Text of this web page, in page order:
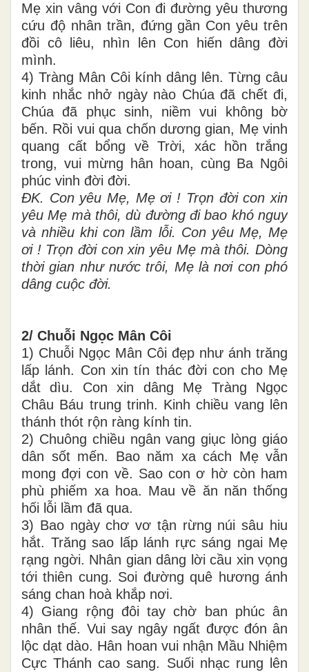
Mẹ xin vâng với Con đi đường yêu thương
cứu độ nhân trần, đứng gần Con yêu trên
đồi cô liêu, nhìn lên Con hiến dâng đời
mình.
4) Tràng Mân Côi kính dâng lên. Từng câu
kinh nhắc nhở ngày nào Chúa đã chết đi,
Chúa đã phục sinh, niềm vui không bờ
bến. Rồi vui qua chốn dương gian, Mẹ vinh
quang cất bổng về Trời, xác hồn trắng
trong, vui mừng hân hoan, cùng Ba Ngôi
phúc vinh đời đời.
ĐK. Con yêu Mẹ, Mẹ ơi ! Trọn đời con xin
yêu Mẹ mà thôi, dù đường đi bao khó nguy
và nhiều khi con lầm lỗi. Con yêu Mẹ, Mẹ
ơi ! Trọn đời con xin yêu Mẹ mà thôi. Dòng
thời gian như nước trôi, Mẹ là nơi con phó
dâng cuộc đời.
2/ Chuỗi Ngọc Mân Côi
1) Chuỗi Ngọc Mân Côi đẹp như ánh trăng
lấp lánh. Con xin tín thác đời con cho Mẹ
dắt dìu. Con xin dâng Mẹ Tràng Ngọc
Châu Báu trung trinh. Kinh chiều vang lên
thánh thót rộn ràng kính tin.
2) Chuông chiều ngân vang giục lòng giáo
dân sốt mến. Bao năm xa cách Mẹ vẫn
mong đợi con về. Sao con ơ hờ còn ham
phù phiếm xa hoa. Mau về ăn năn thống
hối lỗi lầm đã qua.
3) Bao ngày chơ vơ tận rừng núi sâu hiu
hắt. Trăng sao lấp lánh rực sáng ngai Mẹ
rạng ngời. Nhân gian dâng lời cầu xin vọng
tới thiên cung. Soi đường quê hương ánh
sáng chan hoà khắp nơi.
4) Giang rộng đôi tay chờ ban phúc ân
nhân thế. Vui say ngây ngất được đón ân
lộc dạt dào. Hân hoan vui nhận Mầu Nhiệm
Cực Thánh cao sang. Suối nhạc rung lên